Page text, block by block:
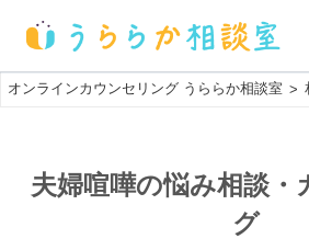
オンラインカウンセリング うららか相談室 >
夫婦喧嘩の悩み相談・
グ